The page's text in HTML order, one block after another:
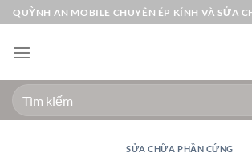
Bỏ
qua
nội
QUỲNH AN MOBILE CHUYÊN ÉP KÍNH VÀ SỬA
Tìm
kiếm:
SỬA CHỮA PHẦN CỨNG